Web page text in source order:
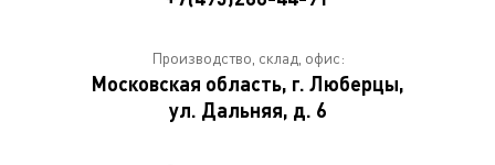
Производство, склад, офис:
Московская область, г. Люберцы,
ул. Дальняя, д. 6